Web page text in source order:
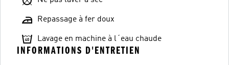
Repassage à fer doux
Lavage en machine à l´eau chaude
INFORMATIONS D'ENTRETIEN